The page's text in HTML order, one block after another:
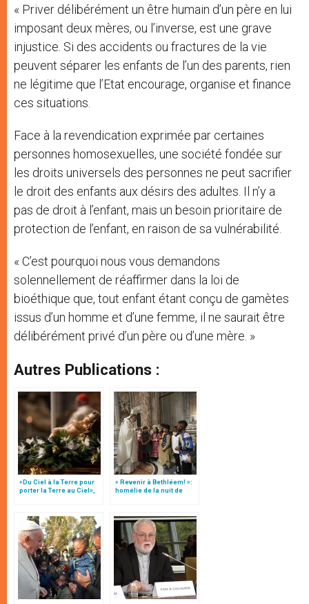
« Priver délibérément un être humain d’un père en lui
imposant deux mères, ou l’inverse, est une grave
injustice. Si des accidents ou fractures de la vie
peuvent séparer les enfants de l’un des parents, rien
ne légitime que l’Etat encourage, organise et finance
ces situations.
Face à la revendication exprimée par certaines
personnes homosexuelles, une société fondée sur
les droits universels des personnes ne peut sacrifier
le droit des enfants aux désirs des adultes. Il n’y a
pas de droit à l’enfant, mais un besoin prioritaire de
protection de l’enfant, en raison de sa vulnérabilité.
« C’est pourquoi nous vous demandons
solennellement de réaffirmer dans la loi de
bioéthique que, tout enfant étant conçu de gamètes
issus d’un homme et d’une femme, il ne saurait être
délibérément privé d’un père ou d’une mère. »
Autres Publications :
«Du Ciel à la Terre pour
porter la Terre au Ciel»,
« Revenir à Bethléem! »:
homélie de la nuit de
Noël (texte complet)